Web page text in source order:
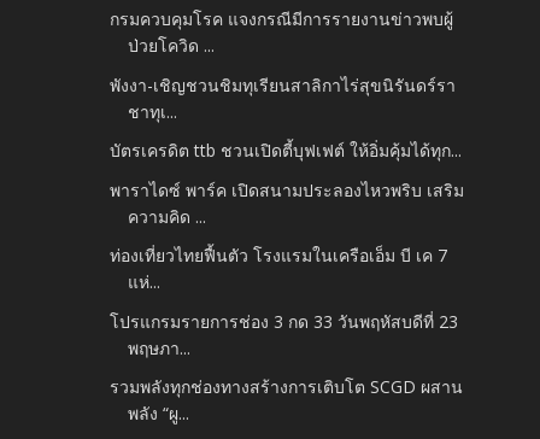
กรมควบคุมโรค แจงกรณีมีการรายงานข่าวพบผู้
ป่วยโควิด ...
พังงา-เชิญชวนชิมทุเรียนสาลิกาไร่สุขนิรันดร์รา
ชาทุเ...
บัตรเครดิต ttb ชวนเปิดตี้บุฟเฟต์ ให้อิ่มคุ้มได้ทุก...
พาราไดซ์ พาร์ค เปิดสนามประลองไหวพริบ เสริม
ความคิด ...
ท่องเที่ยวไทยฟื้นตัว โรงแรมในเครือเอ็ม บี เค 7
แห่...
โปรแกรมรายการช่อง 3 กด 33 วันพฤหัสบดีที่ 23
พฤษภา...
รวมพลังทุกช่องทางสร้างการเติบโต SCGD ผสาน
พลัง “ผู...